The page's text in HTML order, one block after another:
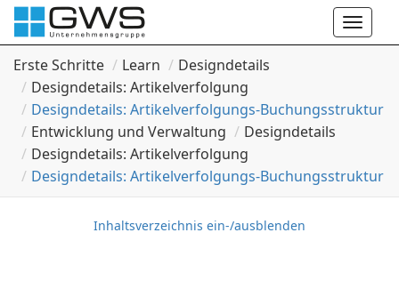
Toggle
Erste Schritte
Learn
Designdetails
Designdetails: Artikelverfolgung
Designdetails: Artikelverfolgungs-Buchungsstruktur
Entwicklung und Verwaltung
Designdetails
Designdetails: Artikelverfolgung
Designdetails: Artikelverfolgungs-Buchungsstruktur
Inhaltsverzeichnis ein-/ausblenden